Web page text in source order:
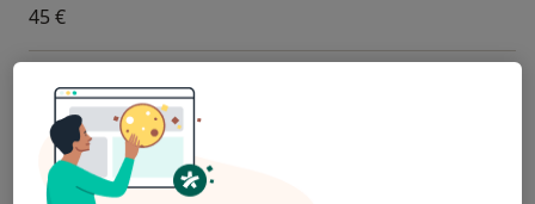
45 €
Terapia de Casal
45 €
Avaliação Psicológica